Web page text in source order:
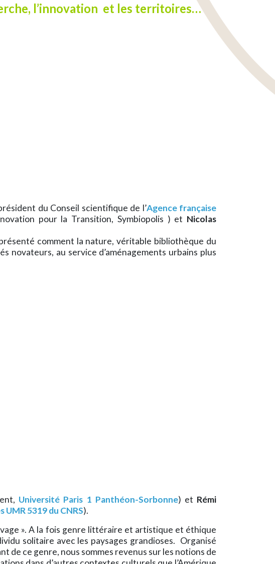
l’innovation et les territoires…
du Conseil scientifique de l’Agence française
pour la Transition, Symbiopolis ) et Nicolas
comment la nature, véritable bibliothèque du
au service d’aménagements urbains plus
Université Paris 1 Panthéon-Sorbonne) et Rémi
UMR 5319 du CNRS).
». A la fois genre littéraire et artistique et éthique
solitaire avec les paysages grandioses. Organisé
de ce genre, nous sommes revenus sur les notions de